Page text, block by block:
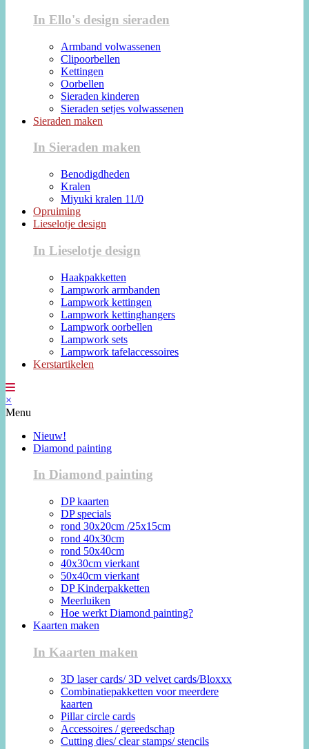
In Ello's design sieraden
Armband volwassenen
Clipoorbellen
Kettingen
Oorbellen
Sieraden kinderen
Sieraden setjes volwassenen
Sieraden maken
In Sieraden maken
Benodigdheden
Kralen
Miyuki kralen 11/0
Opruiming
Lieselotje design
In Lieselotje design
Haakpakketten
Lampwork armbanden
Lampwork kettingen
Lampwork kettinghangers
Lampwork oorbellen
Lampwork sets
Lampwork tafelaccessoires
Kerstartikelen
×
Menu
Nieuw!
Diamond painting
In Diamond painting
DP kaarten
DP specials
rond 30x20cm /25x15cm
rond 40x30cm
rond 50x40cm
40x30cm vierkant
50x40cm vierkant
DP Kinderpakketten
Meerluiken
Hoe werkt Diamond painting?
Kaarten maken
In Kaarten maken
3D laser cards/ 3D velvet cards/Bloxxx
Combinatiepakketten voor meerdere
kaarten
Pillar circle cards
Accessoires / gereedschap
Cutting dies/ clear stamps/ stencils